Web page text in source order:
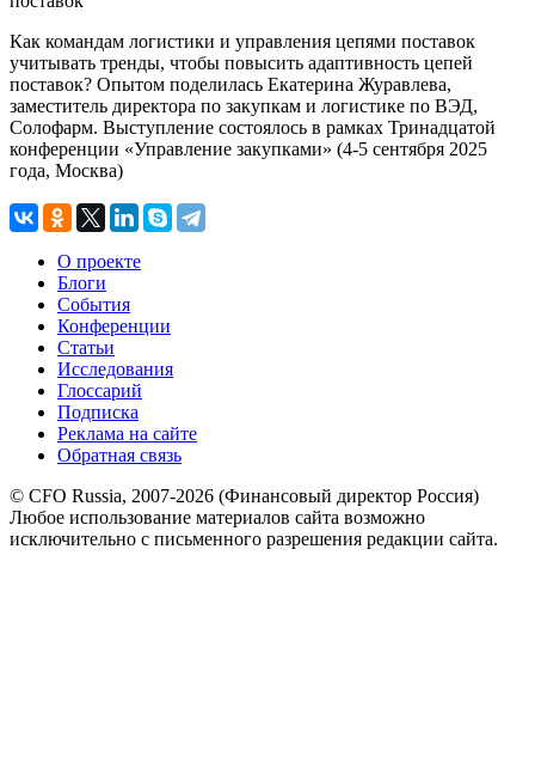
Как командам логистики и управления цепями поставок
учитывать тренды, чтобы повысить адаптивность цепей
поставок? Опытом поделилась Екатерина Журавлева,
заместитель директора по закупкам и логистике по ВЭД,
Солофарм. Выступление состоялось в рамках Тринадцатой
конференции «Управление закупками» (4-5 сентября 2025
года, Москва)
О проекте
Блоги
События
Конференции
Статьи
Исследования
Глоссарий
Подписка
Реклама на сайте
Обратная связь
© CFO Russia, 2007-2026 (Финансовый директор Россия)
Любое использование материалов сайта возможно
исключительно с письменного разрешения редакции сайта.